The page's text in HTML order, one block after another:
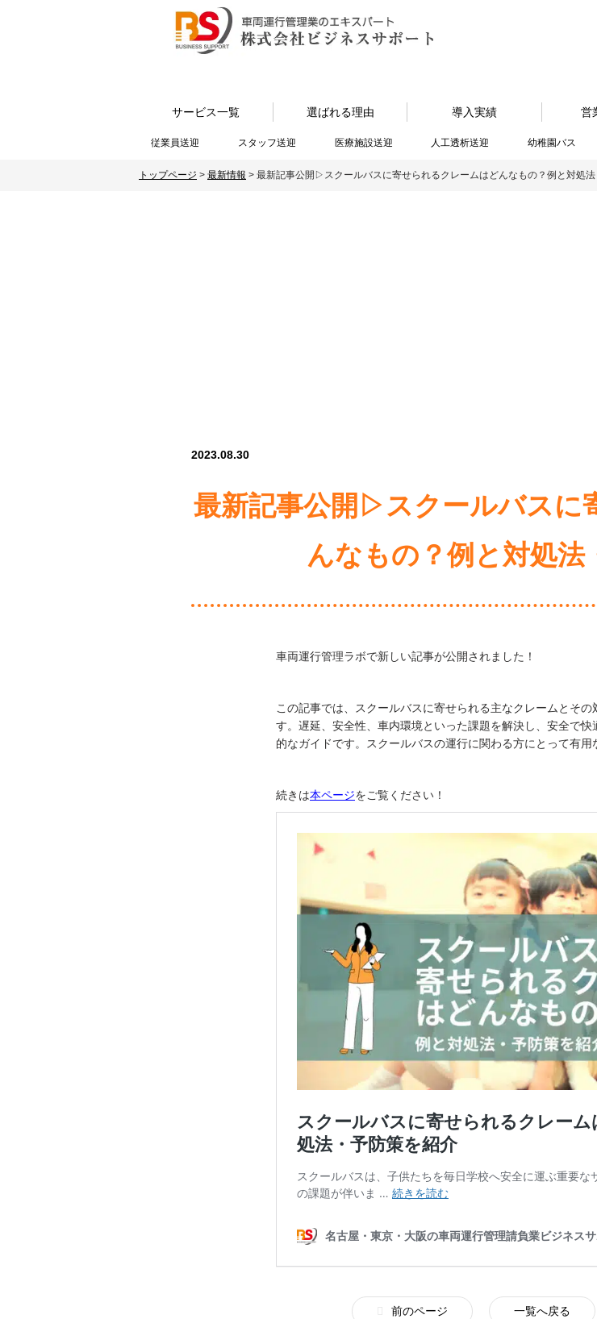
サービス一覧 選ばれる理由 導入実績 営
従業員送迎 スタッフ送迎 医療施設送迎 人工透析送迎 幼稚園バス
トップページ > 最新情報 > 最新記事公開▷スクールバスに寄せられるクレームはどんなもの？例と対処
2023.08.30
最新記事公開▷スクールバスに
んなもの？例と対処法
車両運行管理ラボで新しい記事が公開されました！
この記事では、スクールバスに寄せられる主なクレームとそ
す。遅延、安全性、車内環境といった課題を解決し、安全で
的なガイドです。スクールバスの運行に関わる方にとって有用
続きは本ページをご覧ください！
前のページ 一覧へ戻る